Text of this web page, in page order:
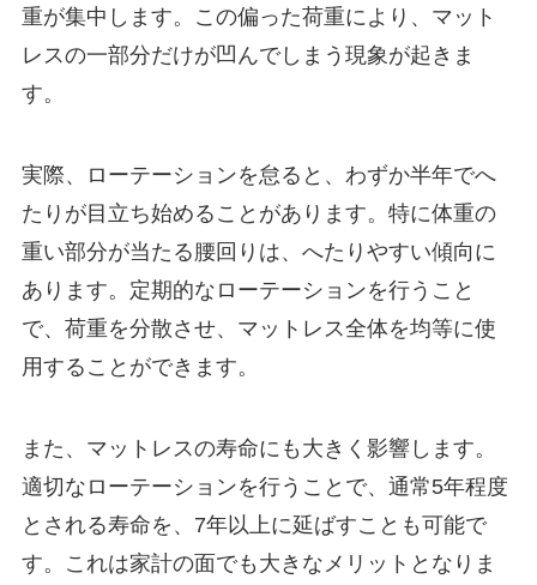
重が集中します。この偏った荷重により、マット
レスの一部分だけが凹んでしまう現象が起きま
す。
実際、ローテーションを怠ると、わずか半年でへ
たりが目立ち始めることがあります。特に体重の
重い部分が当たる腰回りは、へたりやすい傾向に
あります。定期的なローテーションを行うこと
で、荷重を分散させ、マットレス全体を均等に使
用することができます。
また、マットレスの寿命にも大きく影響します。
適切なローテーションを行うことで、通常5年程度
とされる寿命を、7年以上に延ばすことも可能で
す。これは家計の面でも大きなメリットとなりま